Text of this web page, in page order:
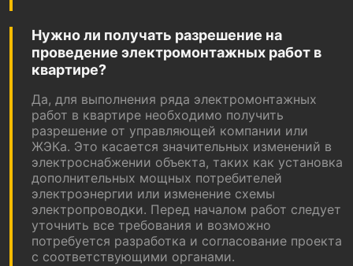
Нужно ли получать разрешение на
проведение электромонтажных работ в
квартире?
Да, для выполнения ряда электромонтажных
работ в квартире необходимо получить
разрешение от управляющей компании или
ЖЭКа. Это касается значительных изменений в
электроснабжении объекта, таких как установка
дополнительных мощных потребителей
электроэнергии или изменение схемы
электропроводки. Перед началом работ следует
уточнить все требования и возможно
потребуется разработка и согласование проекта
с соответствующими органами.